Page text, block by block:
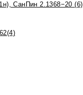
СанПин 2.1368−20 (6)